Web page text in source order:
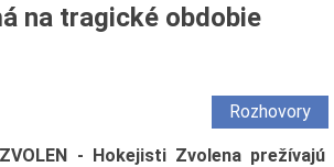
na tragické obdobie
Rozhovory
ZVOLEN - Hokejisti Zvolena prežívajú